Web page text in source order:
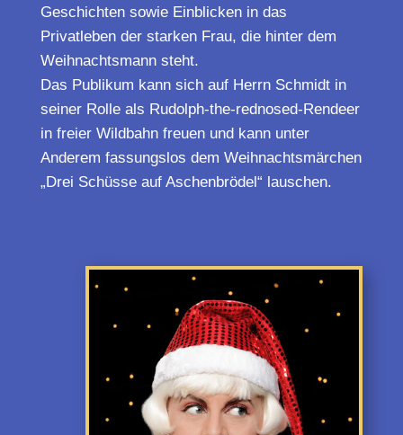
Geschichten sowie Einblicken in das
Privatleben der starken Frau, die hinter dem
Weihnachtsmann steht.
Das Publikum kann sich auf Herrn Schmidt in
seiner Rolle als Rudolph-the-rednosed-Rendeer
in freier Wildbahn freuen und kann unter
Anderem fassungslos dem Weihnachtsmärchen
„Drei Schüsse auf Aschenbrödel“ lauschen.